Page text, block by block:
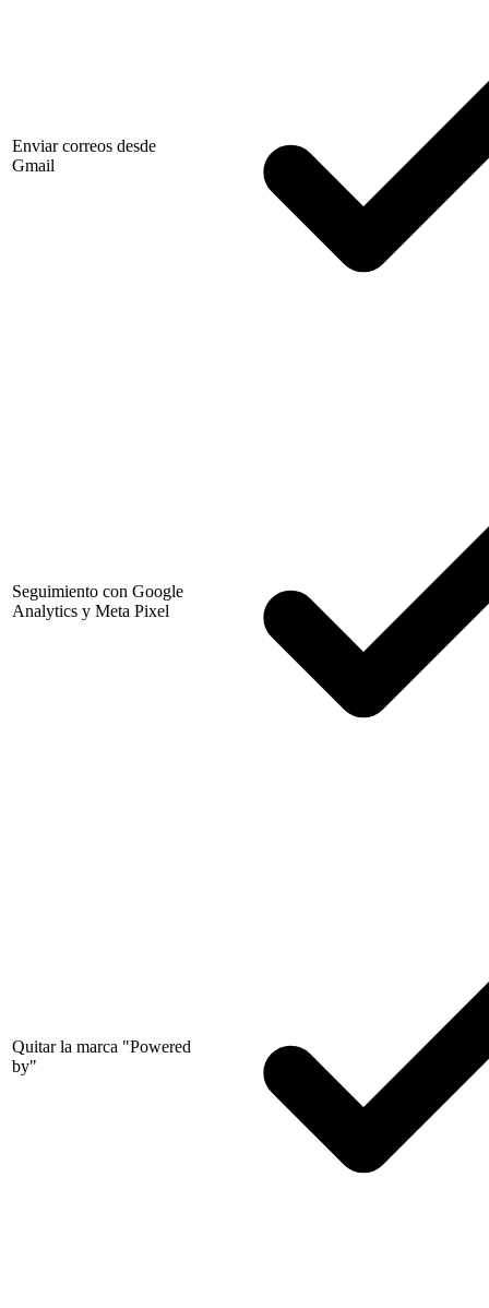
Enviar correos desde
Gmail
Seguimiento con Google
Analytics y Meta Pixel
Quitar la marca "Powered
by"